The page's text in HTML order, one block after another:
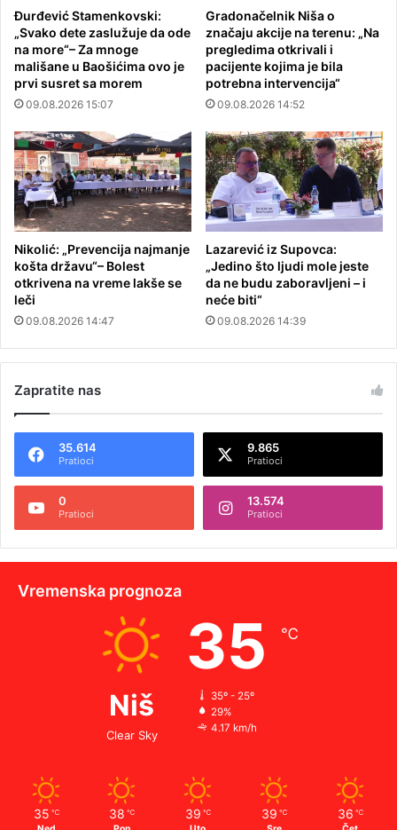
Đurđević Stamenkovski:
„Svako dete zaslužuje da ode
na more“– Za mnoge
mališane u Baošićima ovo je
prvi susret sa morem
09.08.2026 15:07
Gradonačelnik Niša o
značaju akcije na terenu: „Na
pregledima otkrivali i
pacijente kojima je bila
potrebna intervencija“
09.08.2026 14:52
Nikolić: „Prevencija najmanje
košta državu“– Bolest
otkrivena na vreme lakše se
leči
09.08.2026 14:47
Lazarević iz Supovca:
„Jedino što ljudi mole jeste
da ne budu zaboravljeni – i
neće biti“
09.08.2026 14:39
Zapratite nas
35.614
Pratioci
9.865
Pratioci
0
Pratioci
13.574
Pratioci
Vremenska prognoza
Niš
Clear Sky
35 ℃
35º - 25º
29%
4.17 km/h
35 ℃ 38 ℃ 39 ℃ 39 ℃ 36 ℃